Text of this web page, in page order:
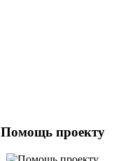
Помощь проекту